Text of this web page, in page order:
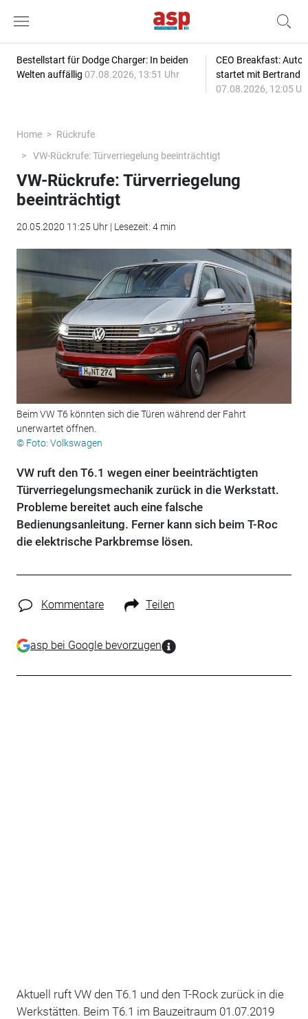
Bestellstart für Dodge Charger: In beiden
Welten auffällig 07.08.2026, 13:51 Uhr
CEO Breakfast:
startet mit Bertrand
07.08.2026, 12:05
Home
Rückrufe
VW-Rückrufe: Türverriegelung beeinträchtigt
VW-Rückrufe: Türverriegelung
beeinträchtigt
20.05.2020 11:25 Uhr | Lesezeit: 4 min
Beim VW T6 könnten sich die Türen während der Fahrt
unerwartet öffnen.
© Foto: Volkswagen
VW ruft den T6.1 wegen einer beeinträchtigten
Türverriegelungsmechanik zurück in die Werkstatt.
Probleme bereitet auch eine falsche
Bedienungsanleitung. Ferner kann sich beim T-Roc
die elektrische Parkbremse lösen.
Kommentare Teilen
asp bei Google bevorzugen
Aktuell ruft VW den T6.1 und den T-Rock zurück in die
Werkstätten. Beim T6.1 im Bauzeitraum 01.07.2019